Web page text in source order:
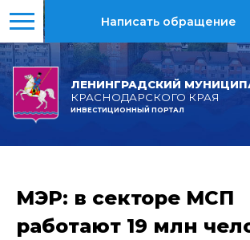
ЛЕНИНГРАДСКИЙ
КРАСНОДАРСКОГО КРАЯ
ИНВЕСТИЦИОННЫЙ ПОРТАЛ
Написать обращение
МЭР: в секторе МСП
работают 19 млн